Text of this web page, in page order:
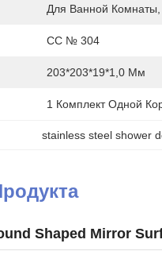
Для Ванной
СС № 304
203*203*19*1,0 Мм
1 Комплект Одной
stainless steel shower
Shaped Mirror